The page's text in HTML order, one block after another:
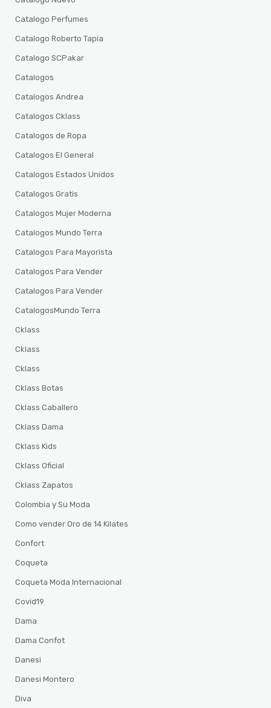
Catalogo Perfumes
Catalogo Roberto Tapia
Catalogo SCPakar
Catalogos
Catalogos Andrea
Catalogos Cklass
Catalogos de Ropa
Catalogos El General
Catalogos Estados Unidos
Catalogos Gratis
Catalogos Mujer Moderna
Catalogos Mundo Terra
Catalogos Para Mayorista
Catalogos Para Vender
Catalogos Para Vender
CatalogosMundo Terra
Cklass
Cklass
Cklass
Cklass Botas
Cklass Caballero
Cklass Dama
Cklass Kids
Cklass Oficial
Cklass Zapatos
Colombia y Su Moda
Como vender Oro de 14 Kilates
Confort
Coqueta
Coqueta Moda Internacional
Covid19
Dama
Dama Confot
Danesi
Danesi Montero
Diva